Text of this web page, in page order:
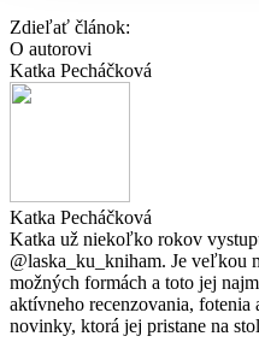
Zdieľať článok:
O autorovi
Katka Pecháčková
Katka Pecháčková
Katka už niekoľko rokov
@laska_ku_kniham. Je veľkou
možných formách a toto jej
aktívneho recenzovania, fotenia
novinky, ktorá jej pristane na